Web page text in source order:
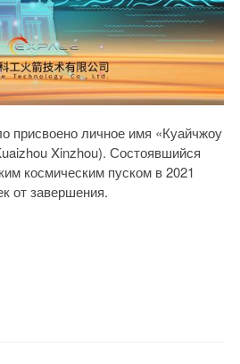
присвоено личное имя «Куайчжоу
Xinzhou). Состоявшийся
космическим пуском в 2021
от завершения.